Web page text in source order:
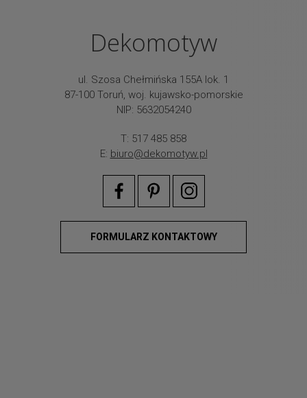
Dekomotyw
ul. Szosa Chełmińska 155A lok. 1
87-100 Toruń, woj. kujawsko-pomorskie
NIP: 5632054240
T: 517 485 858
E: biuro@dekomotyw.pl
FORMULARZ KONTAKTOWY